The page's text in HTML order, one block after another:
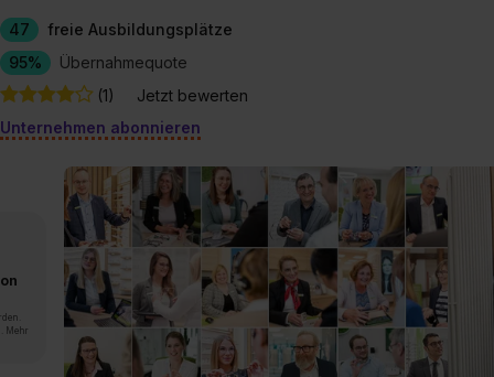
47
freie Ausbildungsplätze
95%
Übernahmequote
(1)
Jetzt bewerten
Unternehmen abonnieren
Mehr